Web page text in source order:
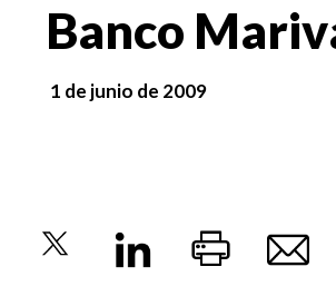
Banco
1 de junio de 2009